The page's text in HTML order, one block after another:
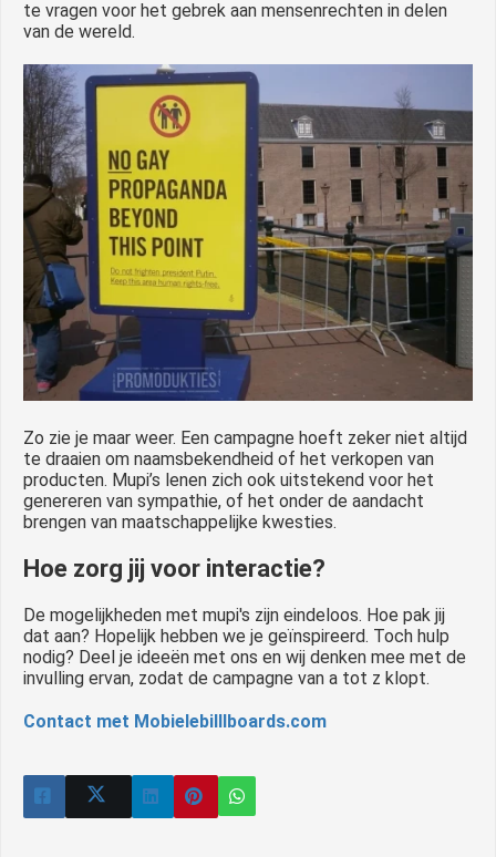
te vragen voor het gebrek aan mensenrechten in delen
van de wereld.
Zo zie je maar weer. Een campagne hoeft zeker niet altijd
te draaien om naamsbekendheid of het verkopen van
producten. Mupi’s lenen zich ook uitstekend voor het
genereren van sympathie, of het onder de aandacht
brengen van maatschappelijke kwesties.
Hoe zorg jij voor interactie?
De mogelijkheden met mupi's zijn eindeloos. Hoe pak jij
dat aan? Hopelijk hebben we je geïnspireerd. Toch hulp
nodig? Deel je ideeën met ons en wij denken mee met de
invulling ervan, zodat de campagne van a tot z klopt.
Contact met Mobielebilllboards.com